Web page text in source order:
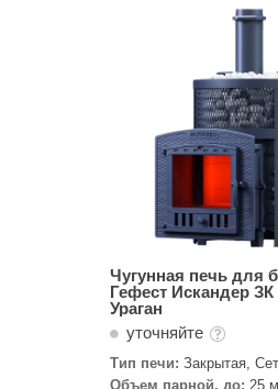
Чугунная печь для
Гефест Искандер
Ураган
уточняйте
Тип печи: Закрытая,
паровой пушкой
Объем парной, до: 25